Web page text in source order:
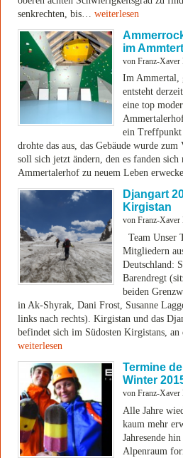
senkrechten, bis…weiterlesen
im
von Franz-
Im Ammertal,
entsteht
eine top
ein Treffpunkt
drohte das aus, das Gebäude wurde zum
soll sich jetzt ändern, den es fanden sich
Ammertalerhof zu neuem Leben
Djangart
Kirgistan
von Franz-Xaver
Team Unser
Mitgliedern
Deutschland:
Barendregt
beiden
in Ak-Shyrak, Dani Frost, Susanne
links nach rechts). Kirgistan und das
befindet sich im Südosten Kirgistans,
weiterlesen
Termine
Winter
von Franz-Xaver
Alle Jahre
kaum mehr
Jahresende
Alpenraum